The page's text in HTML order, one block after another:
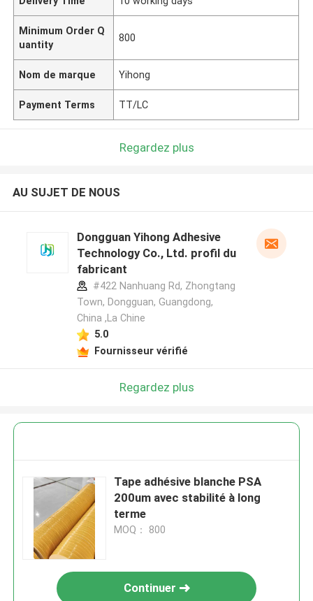
Minimum Order Q
uantity
800
Nom de marque Yihong
Payment Terms TT/LC
Regardez plus
AU SUJET DE NOUS
Dongguan Yihong Adhesive
Technology Co., Ltd. profil du
fabricant
#422 Nanhuang Rd, Zhongtang
Town, Dongguan, Guangdong,
China ,La Chine
5.0
Fournisseur vérifié
Regardez plus
Tape adhésive blanche PSA
200um avec stabilité à long
terme
MOQ： 800
Continuer